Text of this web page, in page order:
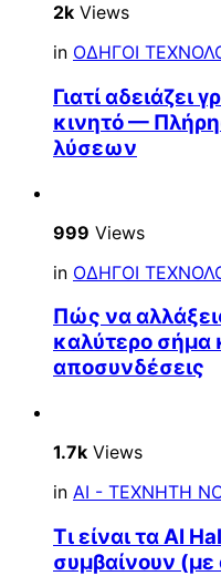
2k Views
in ΟΔΗΓΟΙ
Γιατί αδειάζει
κινητό —
λύσεων
999 Views
in ΟΔΗΓΟΙ
Πώς να
καλύτερο σήμα
αποσυνδέσεις
1.7k Views
in AI - ΤΕΧΝΗΤΗ
Τι είναι τα AI
συμβαίνουν